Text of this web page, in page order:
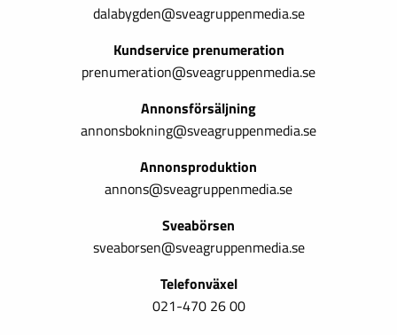
dalabygden@sveagruppenmedia.se
Kundservice prenumeration
prenumeration@sveagruppenmedia.se
Annonsförsäljning
annonsbokning@sveagruppenmedia.se
Annonsproduktion
annons@sveagruppenmedia.se
Sveabörsen
sveaborsen@sveagruppenmedia.se
Telefonväxel
021-470 26 00